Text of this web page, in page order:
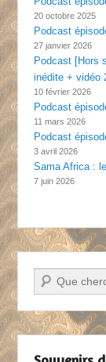
20 octobre 2025
Podcast
27 janvier 2026
Podcast [Hors
inédite + vidéo
10 février 2026
Podcast
11 mars 2026
Podcast
3 avril 2026
Sama Africa :
7 juin 2026
Recherche